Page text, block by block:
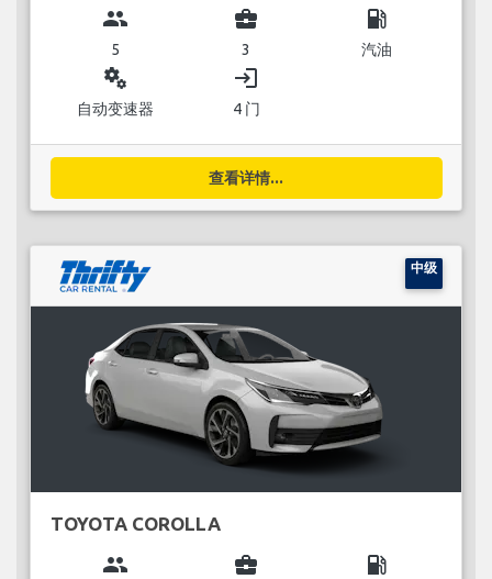
group
5
business_center
3
local_gas_station
汽油
miscellaneous_services
自动变速器
login
4 门
查看详情...
中级
TOYOTA COROLLA
group business_center local_gas_station